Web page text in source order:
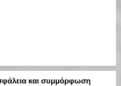
και συμμόρφωση